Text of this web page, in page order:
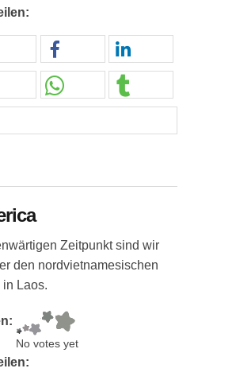
Zeitpunkt sind wir
den nordvietnamesischen
in Laos.
No votes yet